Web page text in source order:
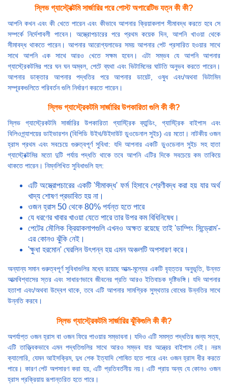
স্লিভ গ্যাস্ট্রেক্টমি সার্জারির পরে পোস্ট অপারেটিভ যত্ন কী কী?
আপনি কখন এবং কী খেতে পারেন এবং কীভাবে আপনার ক্রিয়াকলাপ সীমাবদ্ধ করতে হবে সে
সম্পর্কে নির্দেশাবলী পাবেন। অস্ত্রোপচারের পরে প্রথম কয়েক দিন, আপনি খাওয়া থেকে
সীমাবদ্ধ থাকতে পারেন। আপনার আরোগ্যলাভের সময় আপনার পেট প্রসারিত হওয়ার সাথে
সাথে আপনি এক সাথে আরও খেতে সক্ষম হবেন। এটা সম্ভব যে আপনি আপনার
গ্যাস্ট্রেকটমির পরে ঘন ঘন অম্বল, পেটে ব্যথা এবং ভিটামিনের ঘাটতি অনুভব করতে পারেন।
আপনার ডাক্তার আপনার পদ্ধতির পরে আপনার ডায়েট, ওষুধ এবং/অথবা ভিটামিন
সম্পূরকগুলিতে পরিবর্তন গুলি নির্ধারণ করতে পারেন।
স্লিভ গ্যাস্ট্রেকটমি সার্জারির উপকারিতা গুলি কী কী?
স্লিভ গ্যাস্ট্রেকটমি সার্জারির উপকারিতা গ্যাস্ট্রিক ব্যান্ডিং, গ্যাস্ট্রিক বাইপাস এবং
বিলিওগ্ন্যাশয়ের ডাইভারশন (বিপিডি উইথ/উইদাউট ডুওডেনাল সুইচ) এর মতো। নাটকীয় ওজন
হ্রাস প্রথম এবং সবচেয়ে গুরুত্বপূর্ণ সুবিধা: যদি আপনার একটি ডুওডেনাল সুইচ সহ হাতা
গ্যাস্ট্রেক্টমির মতো দুটি পর্যায় পদ্ধতি থাকে তবে আপনি এটির দিকে সবচেয়ে কম তাকিয়ে
থাকতে পারেন। নিম্নলিখিত সুবিধাগুলি হল:
এটি অস্ত্রোপচারের একটি 'সীমাবদ্ধ' ফর্ম হিসাবে শ্রেণীবদ্ধ করা হয় যার অর্থ
খাদ্য শোষণ প্রভাবিত হয় না।
ওজন হ্রাস 50 থেকে 80% পর্যন্ত হতে পারে
যে ধরণের খাবার খাওয়া যেতে পারে তার উপর কম বিধিনিষেধ।
পেটের মৌলিক ক্রিয়াকলাপগুলি এখনও অক্ষত রয়েছে তাই 'ডাম্পিং সিন্ড্রোম'-
এর কোনও ঝুঁকি নেই।
'ক্ষুধা হরমোন' ঘেরলিন উৎপন্ন হয় এমন অঞ্চলটি অপসারণ করে।
অন্যান্য সমান গুরুত্বপূর্ণ সুবিধাগুলির মধ্যে রয়েছে আত্ম-মূল্যের একটি বৃহত্তর অনুভূতি, উন্নত
আত্মবিশ্বাসের স্তর এবং সাধারণভাবে জীবনের প্রতি আরও ইতিবাচক দৃষ্টিভঙ্গি। যদি আপনার
হতাশা এবং/অথবা উদ্বেগ থাকে, তবে এটি আপনার সামগ্রিক সুস্থতার বোধের উন্নতির সাথে
উন্নতি করবে।
স্লিভ গ্যাস্ট্রেকটমি সার্জারির ঝুঁকিগুলি কী কী?
অপর্যাপ্ত ওজন হ্রাস বা ওজন ফিরে পাওয়ার সম্ভাবনা। যদিও এটি সমস্ত পদ্ধতির জন্য সত্য,
এটি তাত্ত্বিকভাবে এমন পদ্ধতিগুলির সাথে আরও সম্ভব যার অন্ত্রের বাইপাস নেই। নরম
ক্যালোরি, যেমন আইসক্রিম, দুধ শেক ইত্যাদি শোষিত হতে পারে এবং ওজন হ্রাস ধীর করতে
পারে। কারণ পেট অপসারণ করা হয়, এটি প্রতিবর্তনীয় নয়। এটি প্রায় অন্য যে কোনও ওজন
হ্রাস প্রক্রিয়ায় রূপান্তরিত হতে পারে।